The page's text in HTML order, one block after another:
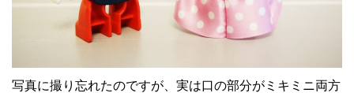
写真に撮り忘れたのですが、実は口の部分がミキミニ両方